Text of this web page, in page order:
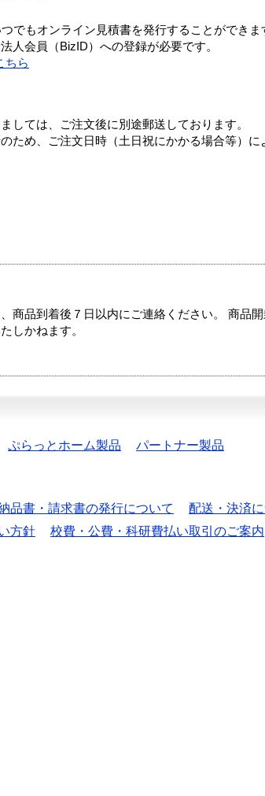
でもオンライン見積書を発行することができま
人会員（BizID）への登録が必要です。
ちら
しては、ご注文後に別途郵送しております。
ため、ご注文日時（土日祝にかかる場合等）
商品到着後７日以内にご連絡ください。 商品
しかねます。
ぷらっとホーム製品 パートナー製品
品書・請求書の発行について 配送・決済
方針 校費・公費・科研費払い取引のご案内